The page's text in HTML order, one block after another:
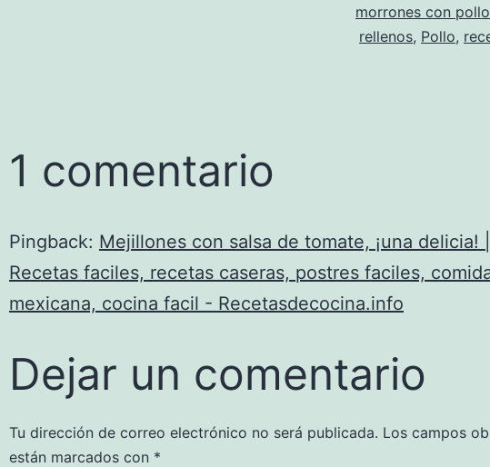
morrones con pollo
rellenos, Pollo,
1 comentario
Pingback: Mejillones con salsa de tomate, ¡una delicia! |
Recetas faciles, recetas caseras, postres faciles,
mexicana, cocina facil - Recetasdecocina.info
Dejar un comentario
Tu dirección de correo electrónico no será publicada. Los campos
están marcados con *